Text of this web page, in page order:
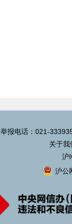
举报电话：021-
关于我
沪
沪公